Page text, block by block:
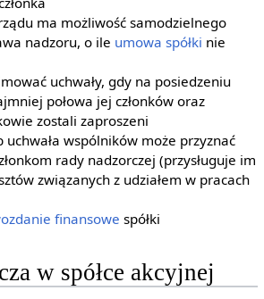
ma możliwość samodzielnego
nadzoru, o ile umowa spółki nie
uchwały, gdy na posiedzeniu
połowa jej członków oraz
zostali zaproszeni
uchwała wspólników może przyznać
rady nadzorczej (przysługuje im
związanych z udziałem w pracach
finansowe spółki
w spółce akcyjnej